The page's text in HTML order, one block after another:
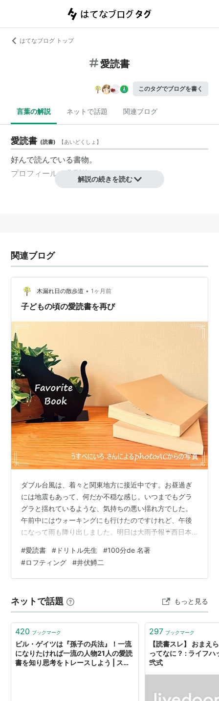
はてなブログ トップ
愛読書
このタグでブログを書く
言葉の解説 ネットで話題 関連ブログ
愛読書 (読書) 【あいどくしょ 】
好んで読んでいる書物。
プロフィールの典型的な項目のひとつ。
解説の続きを読む
関連ブログ
木漏れ日の散歩道 • 1ヶ月前
子どもの頃の愛読書を再び
ダブル台風は、着々と関東地方に接近中です。お昼過ぎ
には地震もあって、何だか不穏な感じ。いつまでもグラ
グラと揺れているような、気持ちの悪い揺れ方でした。
午前中にはウォーキングにも行けたのですけれど、午後
になって雨も降り出しました。明日は大雨予報☔️西日本
安全に。 にほんブログ村 幼い頃から、読書が好きでした
📖子どもの頃の一番の愛読書は、《ドリトル先生》シリ
ーズ。 その本との出逢いは、小学４年生の夏休みでした
屋の本棚で『ドリトル先生航海記』を読んだのが最初で
す。あまりに夢中になって読んでいる私を見…
#愛読書 # ドリトル先生 #100分de 名著
#ロフティング #井伏鱒二
ネットで話題 もっと見る
420 ブックマーク
ビル・ゲイツは『孫子の兵法』！一流
になりたければ一流の人物21人の愛読
書を知り思考をトレースしよう | スミ
297 ブックマーク
【読書スレ】 おまえ
ってなに？ : ライフハ
弐式